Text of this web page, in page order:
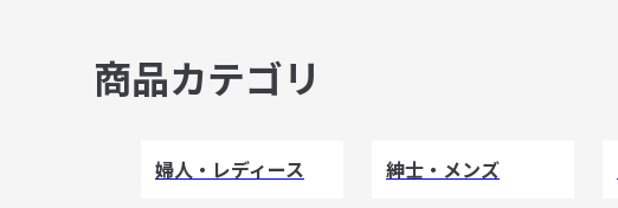
商品カテゴリ
婦人・レディース 紳士・メンズ